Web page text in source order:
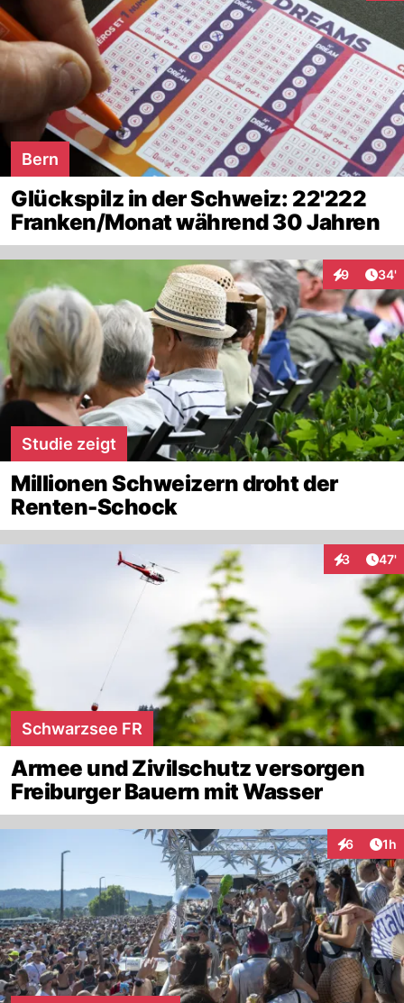
Bern
Glückspilz in der Schweiz: 22'222
Franken/Monat während 30 Jahren
9 34'
Studie zeigt
Millionen Schweizern droht der
Renten-Schock
3 47'
Schwarzsee FR
Armee und Zivilschutz versorgen
Freiburger Bauern mit Wasser
6 1h